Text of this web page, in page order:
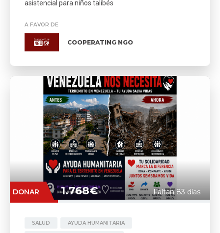
asistencial para niños talibés
A FAVOR DE
COOPERATING NGO
DONAR 1.768€ Faltan 83 días
SALUD AYUDA HUMANITARIA